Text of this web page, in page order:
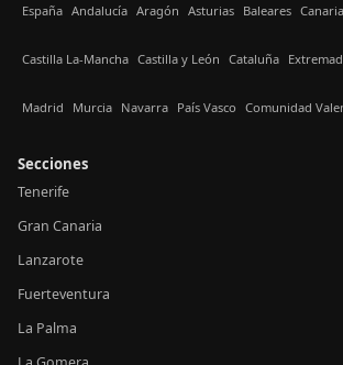
España Andalucía Aragón Asturias Baleares
Castilla La-Mancha Castilla y León Cataluña
Madrid Murcia Navarra País Vasco Comunidad
Secciones
Tenerife
Gran Canaria
Lanzarote
Fuerteventura
La Palma